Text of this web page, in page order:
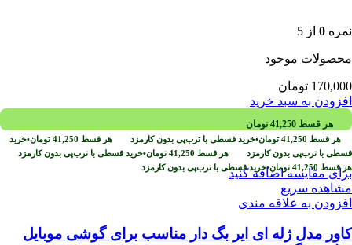
نمره 0 از 5
محصولات موجود
170,000 تومان
افزودن به سبد خرید
هر قسط 41,250 تومان
هر قسط 41,250 تومان•خرید قسطی با ترب‌پی بدون کارمزد هر قسط 41,250 تومان•خرید
قسطی با ترب‌پی بدون کارمزد
هر قسط 41,250 تومان•خرید قسطی با ترب‌پی بدون کارمزد
هر قسط 41,250 تومان•خرید قسطی با ترب‌پی بدون کارمزدبرای مقایسه اضافه کنید
مشاهده سریع
افزودن به علاقه مندی
کاور مدل ژله ای ایر بگ دار مناسب برای گوشی موبایل